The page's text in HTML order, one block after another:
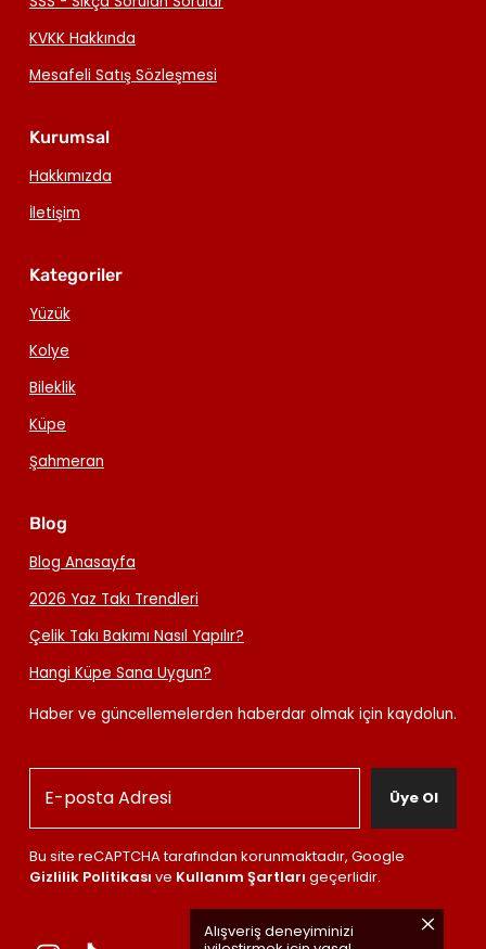
Alışveriş deneyiminizi
KVKK Hakkında
Mesafeli Satış Sözleşmesi
Kurumsal
Hakkımızda
İletişim
Kategoriler
Yüzük
Kolye
Bileklik
Küpe
Şahmeran
Blog
Blog Anasayfa
2026 Yaz Takı Trendleri
Çelik Takı Bakımı Nasıl Yapılır?
Hangi Küpe Sana Uygun?
Haber ve güncellemelerden haberdar olmak için kaydolun.
Üye Ol
Bu site reCAPTCHA tarafından korunmaktadır, Google
Gizlilik Politikası ve Kullanım Şartları geçerlidir.